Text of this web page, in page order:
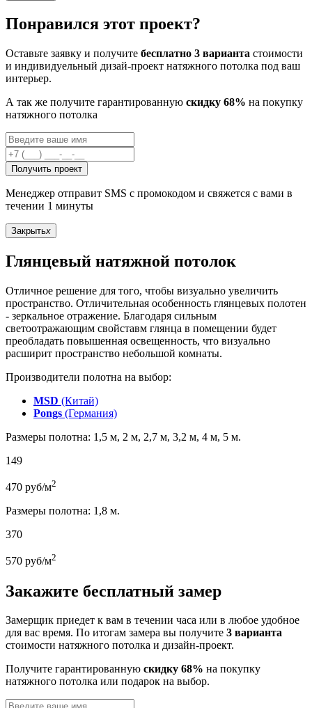
Понравился этот проект?
Оставьте заявку и получите бесплатно 3 варианта стоимости
и индивидуельный дизай-проект натяжного потолка под ваш
интерьер.
А так же получите гарантированную скидку 68% на покупку
натяжного потолка
Получить проект
Менеджер отправит SMS с промокодом и свяжется с вами в
течении 1 минуты
Закрытьx
Глянцевый натяжной потолок
Отличное решение для того, чтобы визуально увеличить
пространство. Отличительная особенность глянцевых полотен
- зеркальное отражение. Благодаря сильным
светоотражающим свойставм глянца в помещении будет
преобладать повышенная освещенность, что визуально
расширит пространство небольшой комнаты.
Производители полотна на выбор:
MSD (Китай)
Pongs (Германия)
Размеры полотна: 1,5 м, 2 м, 2,7 м, 3,2 м, 4 м, 5 м.
149
470 руб/м2
Размеры полотна: 1,8 м.
370
570 руб/м2
Закажите бесплатный замер
Замерщик приедет к вам в течении часа или в любое удобное
для вас время. По итогам замера вы получите 3 варианта
стоимости натяжного потолка и дизайн-проект.
Получите гарантированную скидку 68% на покупку
натяжного потолка или подарок на выбор.